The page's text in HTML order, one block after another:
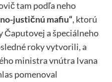
tam podľa neho
justičnú mafiu“, ktorú
Čaputovej a špeciálneho
roky vytvorili, a
ministra vnútra Ivana
pomenoval